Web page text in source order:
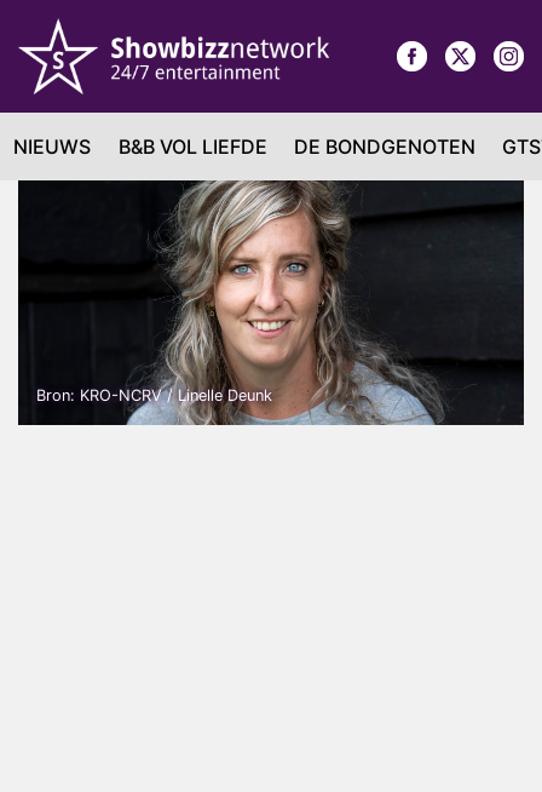
NIEUWS B&B VOL LIEFDE DE BONDGENOTEN
Bron: KRO-NCRV / Linelle Deunk